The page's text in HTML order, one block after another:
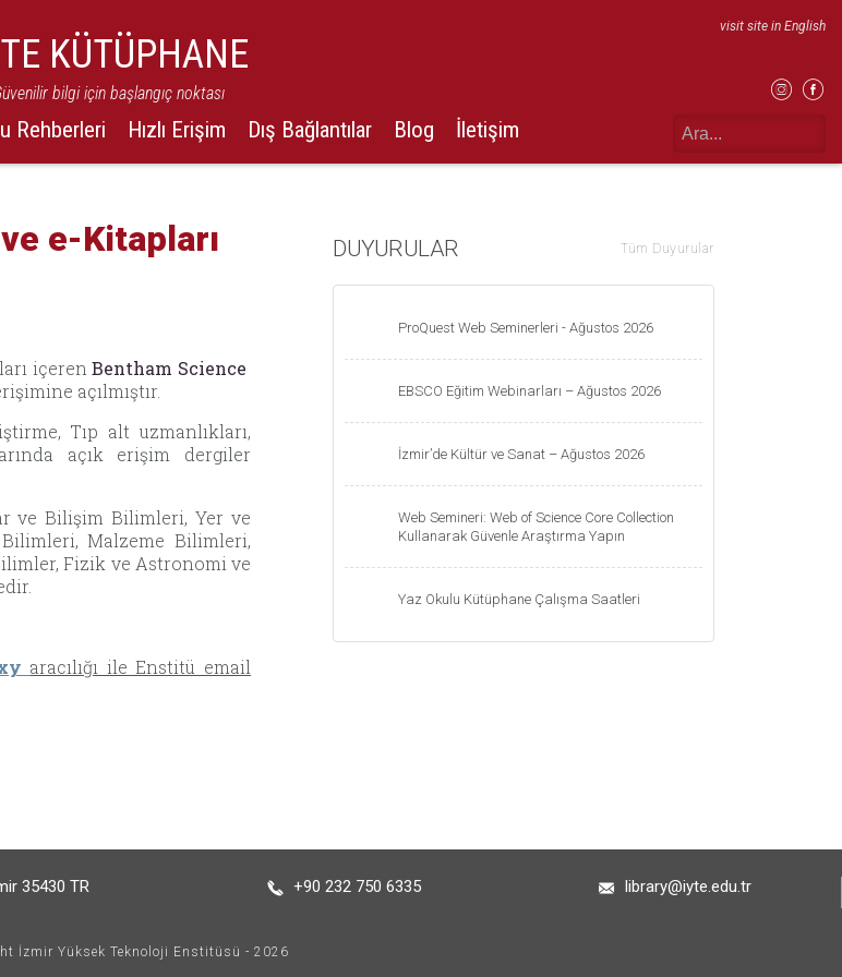
KÜTÜPHANE
bilgi için başlangıç noktası
Rehberleri Hızlı Erişim Dış Bağlantılar Blog İletişim
visit site in English
e-Kitapları
içerenBentham Science
açılmıştır.
Tıp alt uzmanlıkları,
açık erişim dergiler
ve Bilişim Bilimleri, Yer ve
Malzeme Bilimleri,
Fizik ve Astronomi ve
aracılığı ile Enstitü email
DUYURULAR Tüm Duyurular
ProQuest Web Seminerleri - Ağustos 2026
EBSCO Eğitim Webinarları – Ağustos 2026
İzmir’de Kültür ve Sanat – Ağustos 2026
Web Semineri: Web of Science Core Collection
Kullanarak Güvenle Araştırma Yapın
Yaz Okulu Kütüphane Çalışma Saatleri
35430 TR +90 232 750 6335 library@iyte.edu.tr
İzmir Yüksek Teknoloji Enstitüsü - 2026